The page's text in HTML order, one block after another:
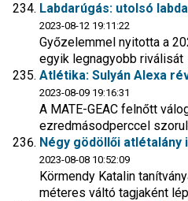
Labdarúgás: utolsó
2023-08-12 19:11:22
Győzelemmel nyitotta a
egyik legnagyobb riválisát
Atlétika: Sulyán Alexa
2023-08-09 19:16:31
A MATE-GEAC felnőtt
ezredmásodperccel
Négy gödöllői atlétalány
2023-08-08 10:52:09
Körmendy Katalin
méteres váltó tagjaként